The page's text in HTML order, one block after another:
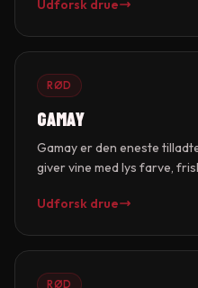
alkohol, blød frugt og
GSM-blandinger
Udforsk drue
RØD
GAMAY
Gamay er den eneste
giver vine med lys farve,
producerer de ti Cru
Gamay trives på
Udforsk drue
RØD